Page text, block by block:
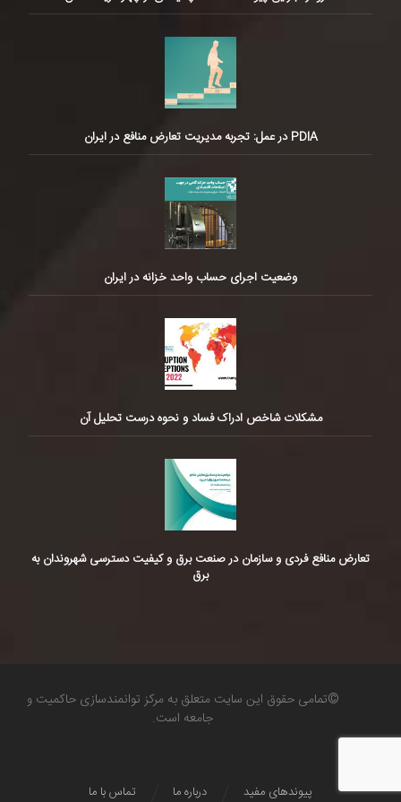
PDIA در عمل: تجربه مدیریت تعارض منافع در ایران
وضعیت اجرای حساب واحد خزانه در ایران
مشکلات شاخص ادراک فساد و نحوه درست تحلیل آن
تعارض منافع فردی و سازمان در صنعت برق و کیفیت دسترسی شهروندان به
برق
©تمامی حقوق این سایت متعلق به مرکز توانمندسازی حاکمیت و
جامعه است.
تماس با ما درباره ما پیوندهای مفید